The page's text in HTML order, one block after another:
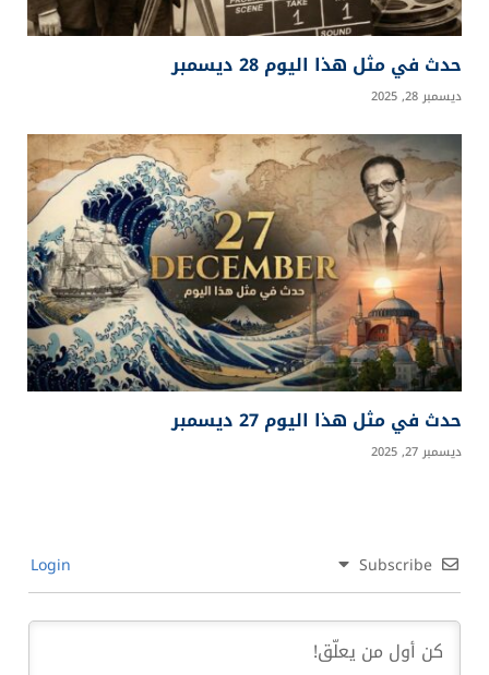
حدث في مثل هذا اليوم 28 ديسمبر
ديسمبر 28, 2025
حدث في مثل هذا اليوم 27 ديسمبر
ديسمبر 27, 2025
Subscribe